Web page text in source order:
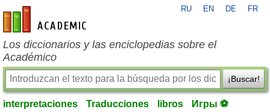
es-academic.com
RU EN DE FR
Los diccionarios y las enciclopedias sobre el
Académico
¡Buscar!
interpretaciones Traducciones libros Игры ⚽